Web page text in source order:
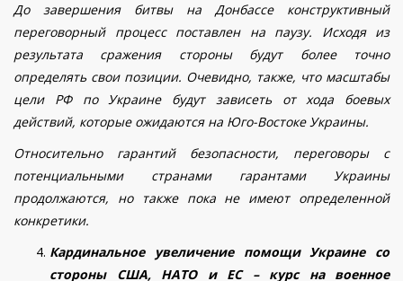
До завершения битвы на Донбассе конструктивный
переговорный процесс поставлен на паузу. Исходя из
результата сражения стороны будут более точно
определять свои позиции. Очевидно, также, что масштабы
цели РФ по Украине будут зависеть от хода боевых
действий, которые ожидаются на Юго-Востоке Украины.
Относительно гарантий безопасности, переговоры с
потенциальными странами гарантами Украины
продолжаются, но также пока не имеют определенной
конкретики.
Кардинальное увеличение помощи Украине со
стороны США, НАТО и ЕС – курс на военное